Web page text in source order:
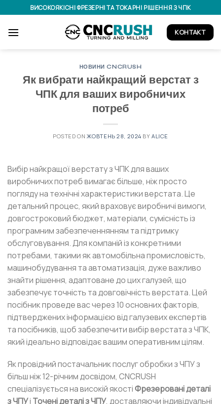
to
content
ВИСОКОЯКІСНІ ФРЕЗЕРНІ ТА ТОКАРНІ РІШЕННЯ З ЧПК
КОНТАКТ
НОВИНИ CNCRUSH
Як вибрати найкращий верстат з
ЧПК для ваших виробничих
потреб
POSTED ON ЖОВТЕНЬ 28, 2024 BY ALICE
Вибір найкращої верстату з ЧПК для ваших
виробничих потреб вимагає більше, ніж просто
погляду на технічні характеристики верстата. Це
детальний процес, який враховує виробничі вимоги,
довгостроковий бюджет, матеріали, сумісність із
програмним забезпеченнянням та підтримку
обслуговування. Для компаній із конкретними
потребами, такими як автомобільна промисловість,
машинобудування та автоматизація, дуже важливо
знайти рішення, адаптоване до цих галузей, що
забезпечує точність та довговічність верстата. Цей
посібник проведе вас через 10 основних факторів,
підтверджених інформацією від галузевих експертів
та посібників, щоб забезпечити вибір верстата з ЧПК,
який ідеально відповідає вашим оперативним цілям.
Як провідний постачальник послуг обробки з ЧПУ з
більш ніж 12-річним досвідом, CNCRUSH
спеціалізується на високій якостіФрезеровані деталі
з ЧПУі Точені деталі з ЧПУ, доставляючи індивідуальні